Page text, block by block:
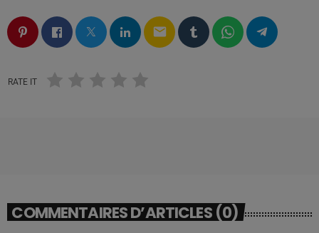
email
RATE IT
COMMENTAIRES D’ARTICLES (0)